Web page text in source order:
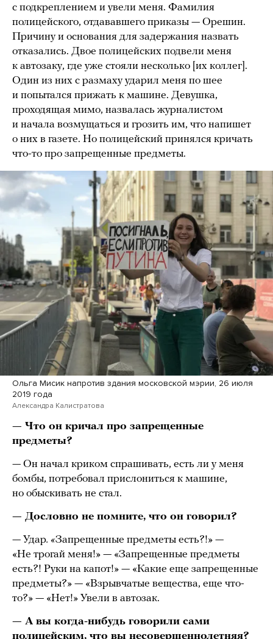
с подкреплением и увели меня. Фамилия
полицейского, отдававшего приказы — Орешин.
Причину и основания для задержания назвать
отказались. Двое полицейских подвели меня
к автозаку, где уже стояли несколько [их коллег].
Один из них с размаху ударил меня по шее
и попытался прижать к машине. Девушка,
проходящая мимо, назвалась журналистом
и начала возмущаться и грозить им, что напишет
о них в газете. Но полицейский принялся кричать
что-то про запрещенные предметы.
Ольга Мисик напротив здания московской мэрии, 26 июля
2019 года
Александра Калистратова
— Что он кричал про запрещенные
предметы?
— Он начал криком спрашивать, есть ли у меня
бомбы, потребовал прислониться к машине,
но обыскивать не стал.
— Дословно не помните, что он говорил?
— Удар. «Запрещенные предметы есть?!» —
«Не трогай меня!» — «Запрещенные предметы
есть?! Руки на капот!» — «Какие еще запрещенные
предметы?» — «Взрывчатые вещества, еще что-
то?» — «Нет!» Увели в автозак.
— А вы когда-нибудь говорили сами
полицейским, что вы несовершеннолетняя?